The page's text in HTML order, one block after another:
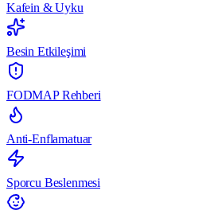
Kafein & Uyku
Besin Etkileşimi
FODMAP Rehberi
Anti-Enflamatuar
Sporcu Beslenmesi